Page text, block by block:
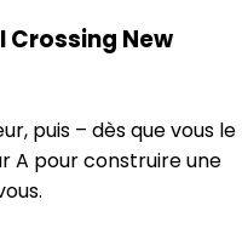
New
puis – dès que vous le
A pour construire une